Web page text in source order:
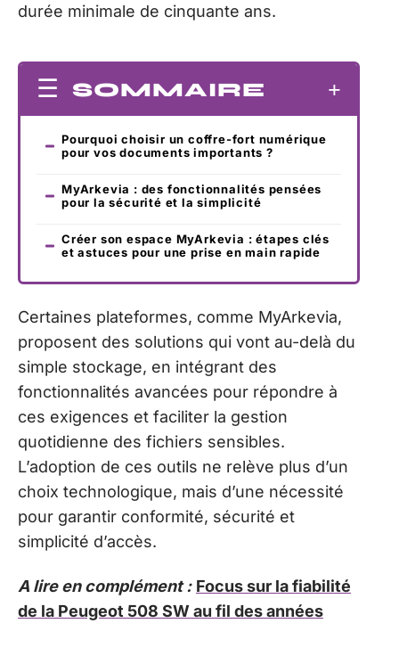
durée minimale de cinquante ans.
SOMMAIRE
Pourquoi choisir un coffre-fort numérique
pour vos documents importants ?
MyArkevia : des fonctionnalités pensées
pour la sécurité et la simplicité
Créer son espace MyArkevia : étapes clés
et astuces pour une prise en main rapide
Certaines plateformes, comme MyArkevia,
proposent des solutions qui vont au-delà du
simple stockage, en intégrant des
fonctionnalités avancées pour répondre à
ces exigences et faciliter la gestion
quotidienne des fichiers sensibles.
L’adoption de ces outils ne relève plus d’un
choix technologique, mais d’une nécessité
pour garantir conformité, sécurité et
simplicité d’accès.
A lire en complément : Focus sur la fiabilité
de la Peugeot 508 SW au fil des années